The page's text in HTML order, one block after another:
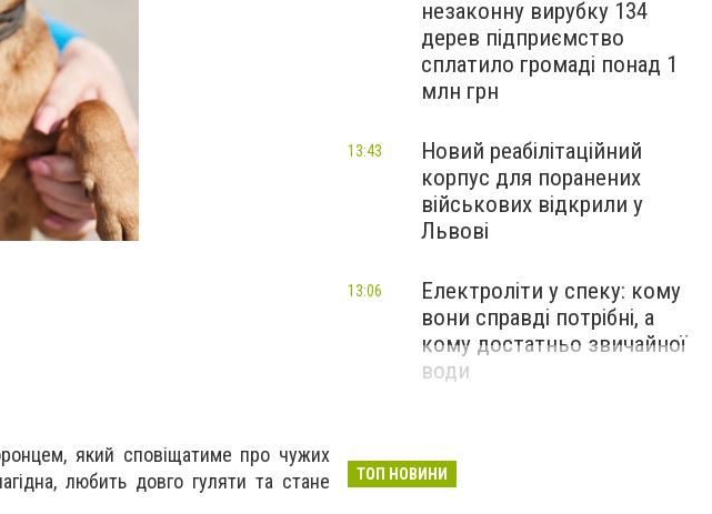
який сповіщатиме про чужих
любить довго гуляти та стане
незаконну вирубку 134
дерев підприємство
сплатило громаді понад 1
млн грн
Новий реабілітаційний
корпус для поранених
військових відкрили у
Львові
13:43
Електроліти у спеку: кому
вони справді потрібні, а
кому достатньо звичайної
води
13:06
ТОП НОВИНИ